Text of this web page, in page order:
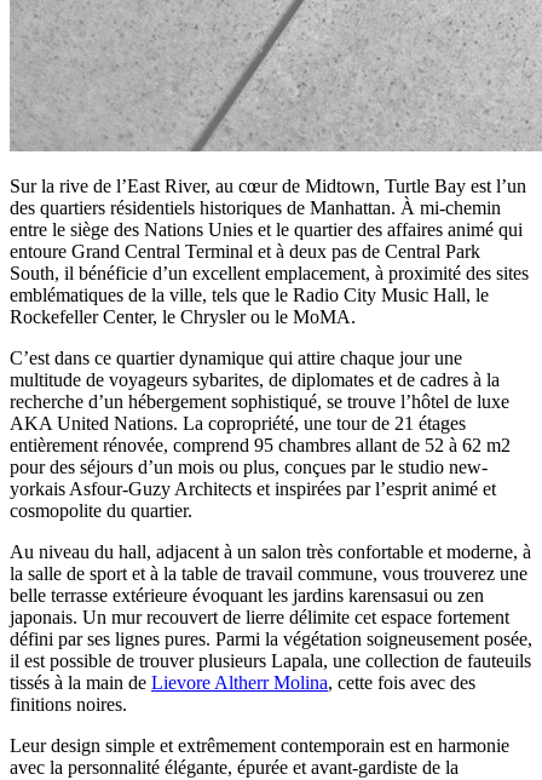
Sur la rive de l’East River, au cœur de Midtown, Turtle Bay est l’un
des quartiers résidentiels historiques de Manhattan. À mi-chemin
entre le siège des Nations Unies et le quartier des affaires animé qui
entoure Grand Central Terminal et à deux pas de Central Park
South, il bénéficie d’un excellent emplacement, à proximité des sites
emblématiques de la ville, tels que le Radio City Music Hall, le
Rockefeller Center, le Chrysler ou le MoMA.
C’est dans ce quartier dynamique qui attire chaque jour une
multitude de voyageurs sybarites, de diplomates et de cadres à la
recherche d’un hébergement sophistiqué, se trouve l’hôtel de luxe
AKA United Nations. La copropriété, une tour de 21 étages
entièrement rénovée, comprend 95 chambres allant de 52 à 62 m2
pour des séjours d’un mois ou plus, conçues par le studio new-
yorkais Asfour-Guzy Architects et inspirées par l’esprit animé et
cosmopolite du quartier.
Au niveau du hall, adjacent à un salon très confortable et moderne, à
la salle de sport et à la table de travail commune, vous trouverez une
belle terrasse extérieure évoquant les jardins karensasui ou zen
japonais. Un mur recouvert de lierre délimite cet espace fortement
défini par ses lignes pures. Parmi la végétation soigneusement posée,
il est possible de trouver plusieurs Lapala, une collection de fauteuils
tissés à la main de Lievore Altherr Molina, cette fois avec des
finitions noires.
Leur design simple et extrêmement contemporain est en harmonie
avec la personnalité élégante, épurée et avant-gardiste de la